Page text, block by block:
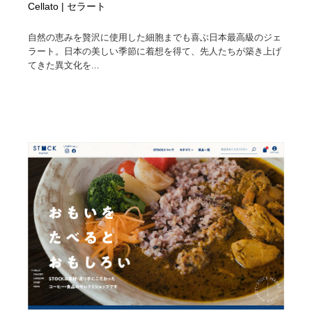
Cellato | セラート
自然の恵みを贅沢に使用した細胞までも喜ぶ日本最高級のジェ
ラート。日本の美しい季節に着想を得て、先人たちが築き上げ
てきた異文化を...